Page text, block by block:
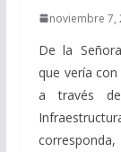
noviembre 7,
De la
que vería
a través